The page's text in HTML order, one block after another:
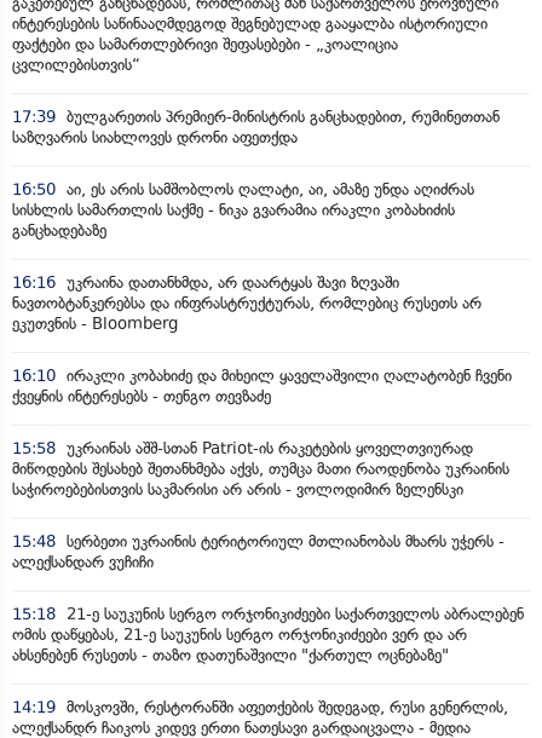
ინტერესების საწინააღმდეგოდ შეგნებულად გააყალბა ისტორიული
ფაქტები და სამართლებრივი შეფასებები - „კოალიცია
ცვლილებისთვის“
17:39 ბულგარეთის პრემიერ-მინისტრის განცხადებით, რუმინეთთან
საზღვარის სიახლოვეს დრონი აფეთქდა
16:50 აი, ეს არის სამშობლოს ღალატი, აი, ამაზე უნდა აღიძრას
სისხლის სამართლის საქმე - ნიკა გვარამია ირაკლი კობახიძის
განცხადებაზე
16:16 უკრაინა დათანხმდა, არ დაარტყას შავი ზღვაში
ნავთობტანკერებსა და ინფრასტრუქტურას, რომლებიც რუსეთს არ
ეკუთვნის - Bloomberg
16:10 ირაკლი კობახიძე და მიხეილ ყაველაშვილი ღალატობენ ჩვენი
ქვეყნის ინტერესებს - თენგო თევზაძე
15:58 უკრაინას აშშ-სთან Patriot-ის რაკეტების ყოველთვიურად
მიწოდების შესახებ შეთანხმება აქვს, თუმცა მათი რაოდენობა უკრაინის
საჭიროებებისთვის საკმარისი არ არის - ვოლოდიმირ ზელენსკი
15:48 სერბეთი უკრაინის ტერიტორიულ მთლიანობას მხარს უჭერს -
ალექსანდარ ვუჩიჩი
15:18
21-ე საუკუნის სერგო ორჯონიკიძეები საქართველოს აბრალებენ
ომის დაწყებას, 21-ე საუკუნის სერგო ორჯონიკიძეები ვერ და არ
ახსენებენ რუსეთს - თაზო დათუნაშვილი "ქართულ ოცნებაზე"
14:19 მოსკოვში, რესტორანში აფეთქების შედეგად, რუსი გენერლის,
ალექსანდრ ჩაიკოს კიდევ ერთი ნათესავი გარდაიცვალა - მედია